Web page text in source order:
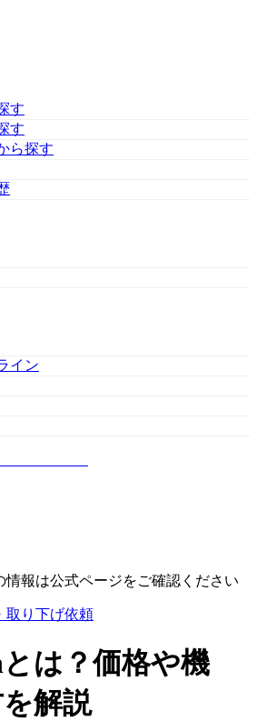
す
す
ら探す
イン
情報は公式ページをご確認ください
取り下げ依頼
とは？価格や機
解説